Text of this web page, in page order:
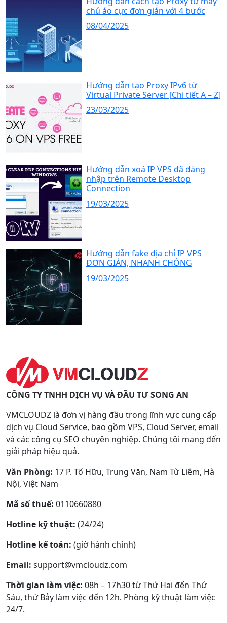
chủ ảo cực đơn giản với 4 bước
08/04/2025
Hướng dẫn tạo Proxy IPv6 từ
Virtual Private Server [Chi tiết A – Z]
23/03/2025
Hướng dẫn xoá IP VPS đã đăng
nhập trên Remote Desktop
Connection
19/03/2025
Hướng dẫn fake địa chỉ IP VPS
ĐƠN GIẢN, NHANH CHÓNG
19/03/2025
CÔNG TY TNHH DỊCH VỤ VÀ ĐẦU TƯ SONG AN
VMCLOUDZ là đơn vị hàng đầu trong lĩnh vực cung cấp
dịch vụ Cloud Service, bao gồm VPS, Cloud Server, email
và các công cụ SEO chuyên nghiệp. Chúng tôi mang đến
giải pháp hiệu quả.
Văn Phòng: 17 P. Tố Hữu, Trung Văn, Nam Từ Liêm, Hà
Nội, Việt Nam
Mã số thuế: 0110660880
Hotline kỹ thuật: (24/24)
Hotline kế toán: (giờ hành chính)
Email: support@vmcloudz.com
Thời gian làm việc: 08h – 17h30 từ Thứ Hai đến Thứ
Sáu, thứ Bảy làm việc đến 12h. Phòng kỹ thuật làm việc
24/7.